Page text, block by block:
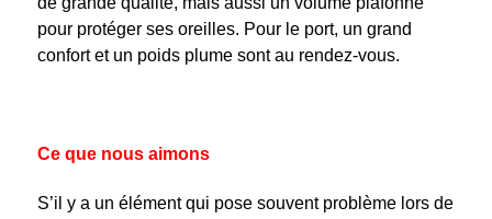
pour protéger ses oreilles. Pour le port, un grand
confort et un poids plume sont au rendez-vous.
Ce que nous aimons
S’il y a un élément qui pose souvent problème lors de